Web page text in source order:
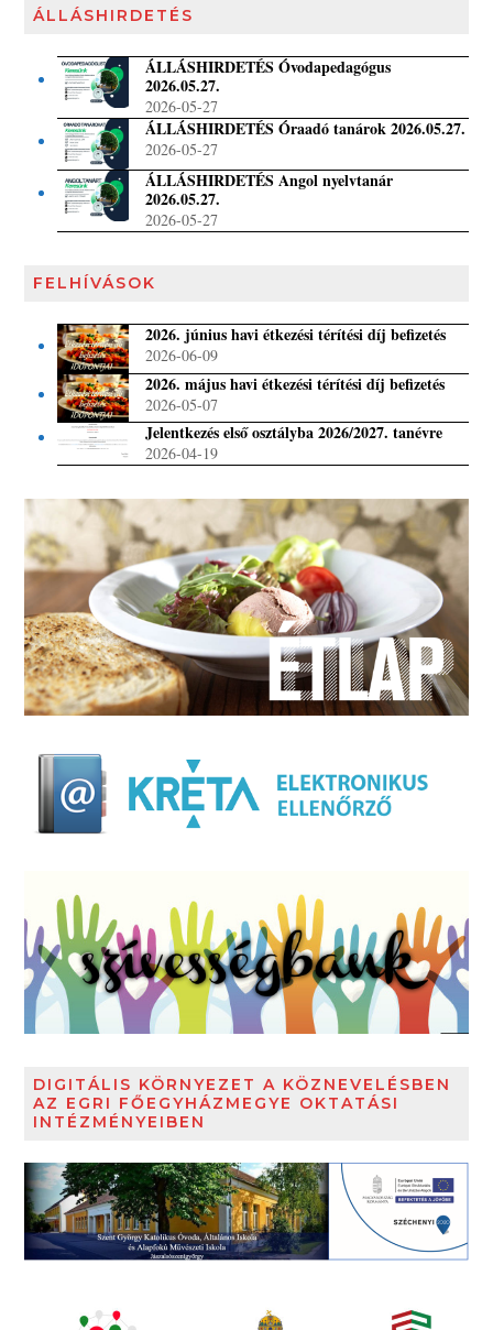
ÁLLÁSHIRDETÉS
ÁLLÁSHIRDETÉS Óvodapedagógus
2026.05.27.
2026-05-27
ÁLLÁSHIRDETÉS Óraadó tanárok 2026.05.27.
2026-05-27
ÁLLÁSHIRDETÉS Angol nyelvtanár
2026.05.27.
2026-05-27
FELHÍVÁSOK
2026. június havi étkezési térítési díj befizetés
2026-06-09
2026. május havi étkezési térítési díj befizetés
2026-05-07
Jelentkezés első osztályba 2026/2027. tanévre
2026-04-19
DIGITÁLIS KÖRNYEZET A KÖZNEVELÉSBEN
AZ EGRI FŐEGYHÁZMEGYE OKTATÁSI
INTÉZMÉNYEIBEN